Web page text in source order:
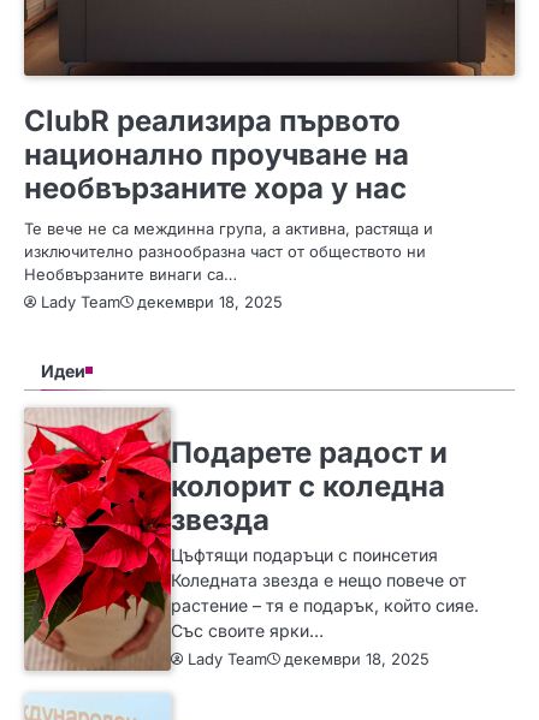
ClubR реализира първото
национално проучване на
необвързаните хора у нас
Те вече не са междинна група, а активна, растяща и
изключително разнообразна част от обществото ни
Необвързаните винаги са…
Lady Team
декември 18, 2025
Идеи
Подарете радост и
колорит с коледна
звезда
Цъфтящи подаръци с поинсетия
Коледната звезда е нещо повече от
растение – тя е подарък, който сияе.
Със своите ярки…
Lady Team декември 18, 2025